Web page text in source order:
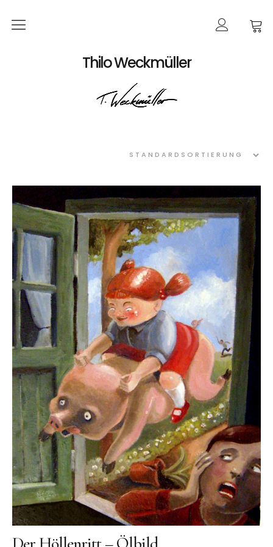
Thilo Weckmüller
Home
EVENTS
Kalender
Poster
Bücher
Bestellungen
Werke
Ölgemälde
Radierung
Linoldruck
Grafik
Siebdruck
Keramik
Zeichnung
Über mich
Vita
Werdegang
Presse